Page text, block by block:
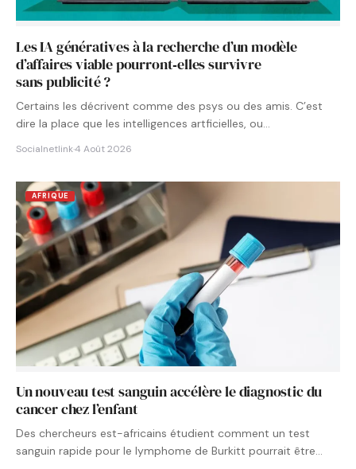
Les IA génératives à la recherche d’un modèle
d’affaires viable pourront‑elles survivre
sans publicité ?
Certains les décrivent comme des psys ou des amis. C’est
dire la place que les intelligences artficielles, ou…
Socialnetlink·4 Août 2026
AFRIQUE
Un nouveau test sanguin accélère le diagnostic du
cancer chez l’enfant
Des chercheurs est-africains étudient comment un test
sanguin rapide pour le lymphome de Burkitt pourrait être